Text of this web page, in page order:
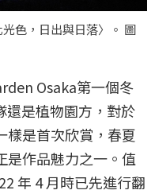
色，日出與日落〉。 圖
Osaka第一個冬
是植物園方，對於
樣是首次欣賞，春夏
是作品魅力之一。值
年 4 月時已先進行翻